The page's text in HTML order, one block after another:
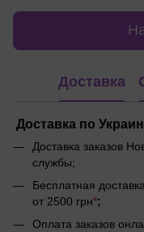
Доставка
Доставка по
Доставка заказов
службы;
Бесплатная
от 2500 грн*;
Оплата заказов